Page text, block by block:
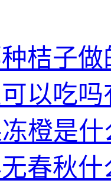
桔子做
以吃吗
橙是
春秋什